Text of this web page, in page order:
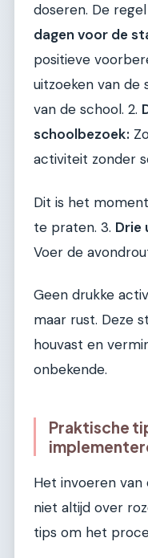
doseren. De
dagen voor de
positieve
uitzoeken van de
van de school. 2.
schoolbezoek:
activiteit zonder
Dit is het
te praten. 3. Drie
Voer de
Geen drukke
maar rust. Deze
houvast en
onbekende.
Praktische
Het invoeren van
niet altijd over
tips om het